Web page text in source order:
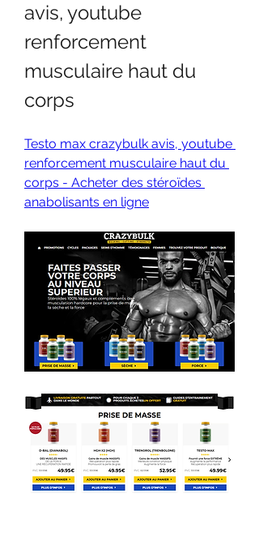
avis, youtube
renforcement
musculaire haut du
corps
Testo max crazybulk avis, youtube
renforcement musculaire haut du
corps - Acheter des stéroïdes
anabolisants en ligne